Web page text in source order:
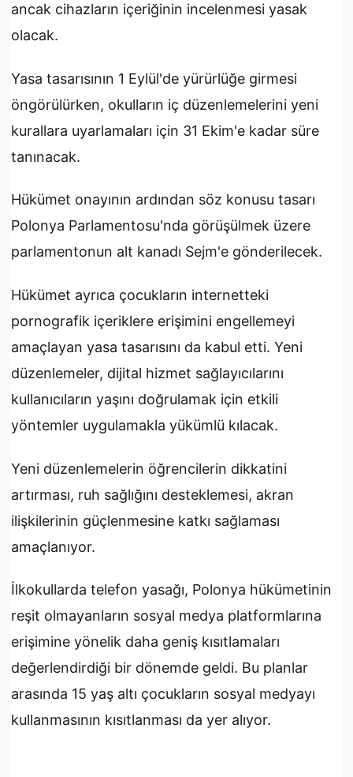
ancak cihazların içeriğinin incelenmesi yasak
olacak.
Yasa tasarısının 1 Eylül'de yürürlüğe girmesi
öngörülürken, okulların iç düzenlemelerini yeni
kurallara uyarlamaları için 31 Ekim'e kadar süre
tanınacak.
Hükümet onayının ardından söz konusu tasarı
Polonya Parlamentosu'nda görüşülmek üzere
parlamentonun alt kanadı Sejm'e gönderilecek.
Hükümet ayrıca çocukların internetteki
pornografik içeriklere erişimini engellemeyi
amaçlayan yasa tasarısını da kabul etti. Yeni
düzenlemeler, dijital hizmet sağlayıcılarını
kullanıcıların yaşını doğrulamak için etkili
yöntemler uygulamakla yükümlü kılacak.
Yeni düzenlemelerin öğrencilerin dikkatini
artırması, ruh sağlığını desteklemesi, akran
ilişkilerinin güçlenmesine katkı sağlaması
amaçlanıyor.
İlkokullarda telefon yasağı, Polonya hükümetinin
reşit olmayanların sosyal medya platformlarına
erişimine yönelik daha geniş kısıtlamaları
değerlendirdiği bir dönemde geldi. Bu planlar
arasında 15 yaş altı çocukların sosyal medyayı
kullanmasının kısıtlanması da yer alıyor.